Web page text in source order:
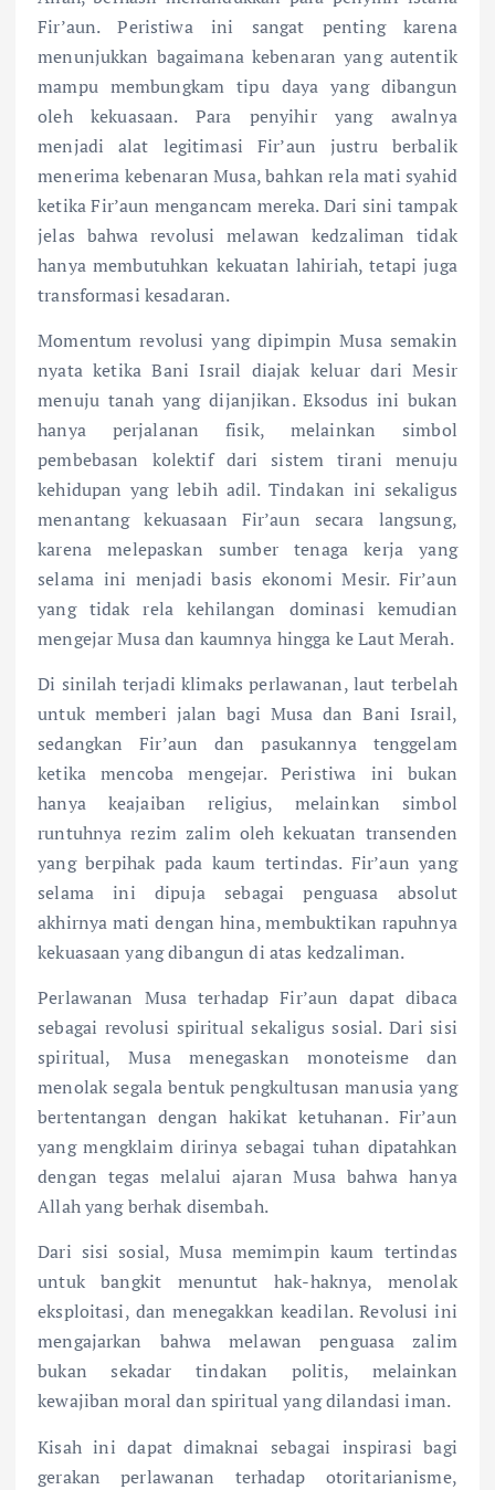
Fir’aun. Peristiwa ini sangat penting karena
menunjukkan bagaimana kebenaran yang autentik
mampu membungkam tipu daya yang dibangun
oleh kekuasaan. Para penyihir yang awalnya
menjadi alat legitimasi Fir’aun justru berbalik
menerima kebenaran Musa, bahkan rela mati syahid
ketika Fir’aun mengancam mereka. Dari sini tampak
jelas bahwa revolusi melawan kedzaliman tidak
hanya membutuhkan kekuatan lahiriah, tetapi juga
transformasi kesadaran.
Momentum revolusi yang dipimpin Musa semakin
nyata ketika Bani Israil diajak keluar dari Mesir
menuju tanah yang dijanjikan. Eksodus ini bukan
hanya perjalanan fisik, melainkan simbol
pembebasan kolektif dari sistem tirani menuju
kehidupan yang lebih adil. Tindakan ini sekaligus
menantang kekuasaan Fir’aun secara langsung,
karena melepaskan sumber tenaga kerja yang
selama ini menjadi basis ekonomi Mesir. Fir’aun
yang tidak rela kehilangan dominasi kemudian
mengejar Musa dan kaumnya hingga ke Laut Merah.
Di sinilah terjadi klimaks perlawanan, laut terbelah
untuk memberi jalan bagi Musa dan Bani Israil,
sedangkan Fir’aun dan pasukannya tenggelam
ketika mencoba mengejar. Peristiwa ini bukan
hanya keajaiban religius, melainkan simbol
runtuhnya rezim zalim oleh kekuatan transenden
yang berpihak pada kaum tertindas. Fir’aun yang
selama ini dipuja sebagai penguasa absolut
akhirnya mati dengan hina, membuktikan rapuhnya
kekuasaan yang dibangun di atas kedzaliman.
Perlawanan Musa terhadap Fir’aun dapat dibaca
sebagai revolusi spiritual sekaligus sosial. Dari sisi
spiritual, Musa menegaskan monoteisme dan
menolak segala bentuk pengkultusan manusia yang
bertentangan dengan hakikat ketuhanan. Fir’aun
yang mengklaim dirinya sebagai tuhan dipatahkan
dengan tegas melalui ajaran Musa bahwa hanya
Allah yang berhak disembah.
Dari sisi sosial, Musa memimpin kaum tertindas
untuk bangkit menuntut hak-haknya, menolak
eksploitasi, dan menegakkan keadilan. Revolusi ini
mengajarkan bahwa melawan penguasa zalim
bukan sekadar tindakan politis, melainkan
kewajiban moral dan spiritual yang dilandasi iman.
Kisah ini dapat dimaknai sebagai inspirasi bagi
gerakan perlawanan terhadap otoritarianisme,